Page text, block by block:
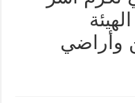
وأراضي